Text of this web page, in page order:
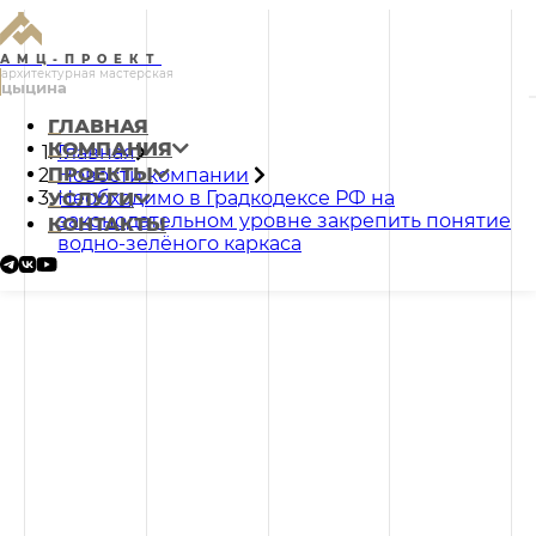
АМЦ-ПРОЕКТ
архитектурная мастерская
цыцина
ГЛАВНАЯ
КОМПАНИЯ
ПРОЕКТЫ
УСЛУГИ
КОНТАКТЫ
Главная
Новости компании
Необходимо в Градкодексе РФ на
законодательном уровне закрепить понятие
водно-зелёного каркаса